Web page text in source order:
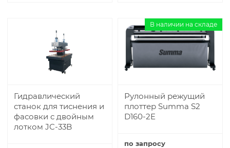
Гидравлический
станок для тиснения и
фасовки с двойным
лотком JC-33B
В наличии на складе
Рулонный режущий
плоттер Summa S2
D160-2E
по запросу